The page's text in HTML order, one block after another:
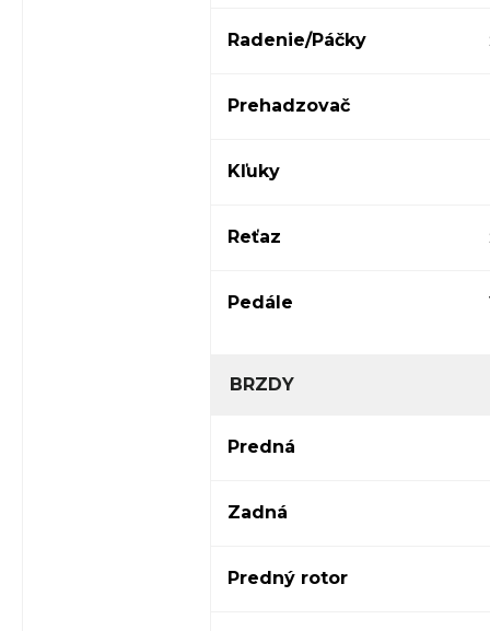
Radenie/Páčky
Prehadzovač
Kľuky
Reťaz
Pedále
BRZDY
Predná
Zadná
Predný rotor